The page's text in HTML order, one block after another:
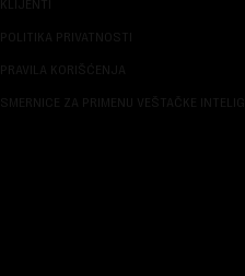
KLIJENTI
POLITIKA PRIVATNOSTI
PRAVILA KORIŠĆENJA
SMERNICE ZA PRIMENU VEŠTAČKE